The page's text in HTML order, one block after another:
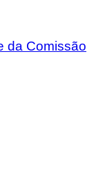
da Comissão